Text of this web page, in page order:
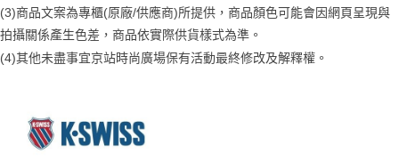
【繳款方式說明】
1.分期款項不併入電信帳單，「大哥付你分期」於每月結算日後寄送繳費提
醒簡訊。
2.透過簡訊連結打開帳單後，可選擇「超商條碼／台灣大直營門市／銀行轉
【注意事項】
1.本服務係由「台灣大哥大股份有限公司」（以下簡稱本公司）所提供，讓
用戶於交易時，得透過本服務購買商品或服務，並由商店將買賣／分期付款
３．安心：先確認商品／服務後，再付款。
【「AFTEE先享後付」結帳流程】
１．於結帳方式選擇「AFTEE先享後付」後，將跳轉至「AFTEE先享後付」
ATM／網路銀行／等多元方式進行付款，方視為交易完成。
※ 請注意：結帳手續完成當下不需立刻繳費，但若您需要取消訂單，請聯絡
購買商品的店家。未經商家同意取消之訂單仍視為有效，需透過AFTEE先享
付款後全家取貨
每筆NT$70，滿NT$899(含以上)免運費
宅配
每筆NT$100，滿NT$1,000(含以上)免運費
(3)商品文案為專櫃(原廠/供應商)所提供，商品顏色可能會因網頁呈現與
拍攝關係產生色差，商品依實際供貨樣式為準。
(4)其他未盡事宜京站時尚廣場保有活動最終修改及解釋權。